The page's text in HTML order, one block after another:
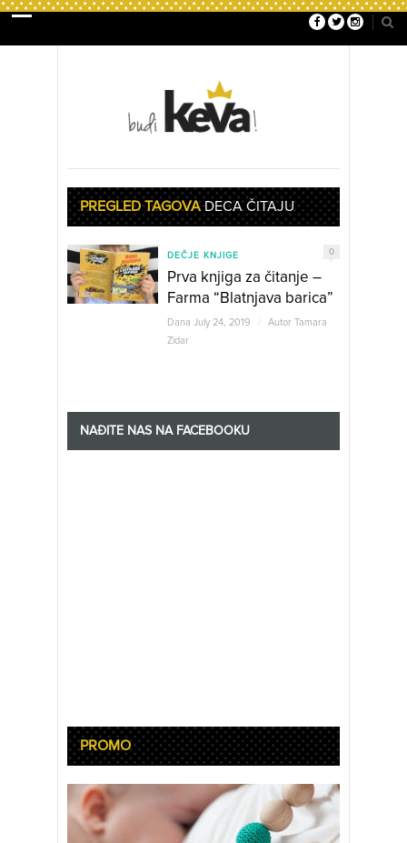
PREGLED TAGOVADECA ČITAJU
DEČJE KNJIGE 0
Prva knjiga za čitanje –
Farma “Blatnjava barica”
Dana July 24, 2019 Autor Tamara
Zidar
NAĐITE NAS NA FACEBOOKU
PROMO